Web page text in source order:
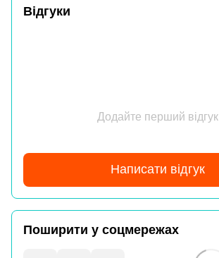
Відгуки
Додайте перший відгук
Написати відгук
Поширити у соцмережах